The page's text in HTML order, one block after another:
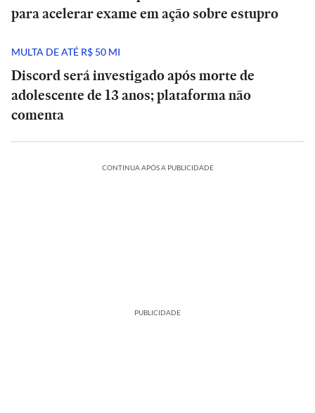
para acelerar exame em ação sobre estupro
MULTA DE ATÉ R$ 50 MI
Discord será investigado após morte de
adolescente de 13 anos; plataforma não
comenta
CONTINUA APÓS A PUBLICIDADE
PUBLICIDADE